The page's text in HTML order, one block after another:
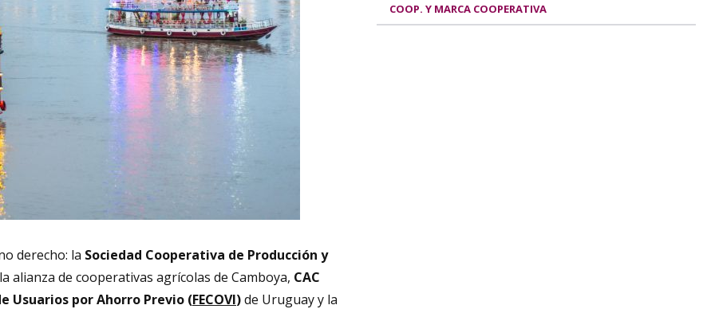
derecho: la Sociedad Cooperativa de Producción y
alianza de cooperativas agrícolas de Camboya, CAC
Usuarios por Ahorro Previo (FECOVI)de Uruguay y la
COOP. Y MARCA COOPERATIVA